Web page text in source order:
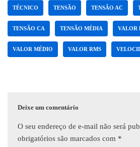
TÉCNICO TENSÃO TENSÃO AC
TENSÃO CA TENSÃO MÉDIA VALOR
VALOR MÉDIO VALOR RMS
Deixe um comentário
O seu endereço de e-mail não será
obrigatórios são marcados com *